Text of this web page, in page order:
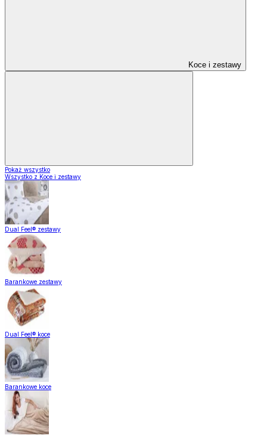
Koce i zestawy
Pokaż wszystko
Wszystko z Koce i zestawy
Dual Feel® zestawy
Barankowe zestawy
Dual Feel® koce
Barankowe koce